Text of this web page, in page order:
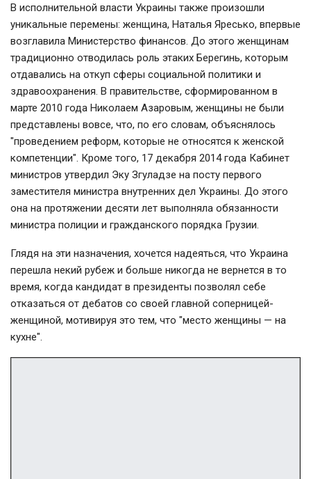
В исполнительной власти Украины также произошли
уникальные перемены: женщина, Наталья Яресько, впервые
возглавила Министерство финансов. До этого женщинам
традиционно отводилась роль этаких Берегинь, которым
отдавались на откуп сферы социальной политики и
здравоохранения. В правительстве, сформированном в
марте 2010 года Николаем Азаровым, женщины не были
представлены вовсе, что, по его словам, объяснялось
"проведением реформ, которые не относятся к женской
компетенции". Кроме того, 17 декабря 2014 года Кабинет
министров утвердил Эку Згуладзе на посту первого
заместителя министра внутренних дел Украины. До этого
она на протяжении десяти лет выполняла обязанности
министра полиции и гражданского порядка Грузии.
Глядя на эти назначения, хочется надеяться, что Украина
перешла некий рубеж и больше никогда не вернется в то
время, когда кандидат в президенты позволял себе
отказаться от дебатов со своей главной соперницей-
женщиной, мотивируя это тем, что "место женщины — на
кухне".